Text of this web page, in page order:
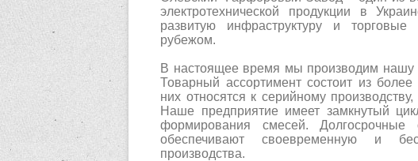
электротехнической продукции в
развитую инфраструктуру и
рубежом.
В настоящее время мы производим
Товарный ассортимент состоит из
них относятся к серийному
Наше предприятие имеет замкнутый
формирования смесей.
обеспечивают своевременную и
производства.